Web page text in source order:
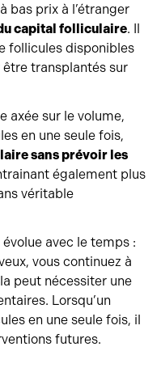
bas prix à l’étranger
capital folliculaire. Il
follicules disponibles
être transplantés sur
axée sur le volume,
en une seule fois,
sans prévoir les
également plus
véritable
avec le temps :
vous continuez à
peut nécessiter une
Lorsqu’un
en une seule fois, il
futures.